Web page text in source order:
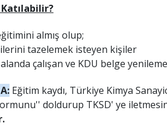
almış olup;
tazelemek isteyen kişiler
çalışan ve KDU belge
Eğitim kaydı, Türkiye Kimya
doldurup TKSD' ye